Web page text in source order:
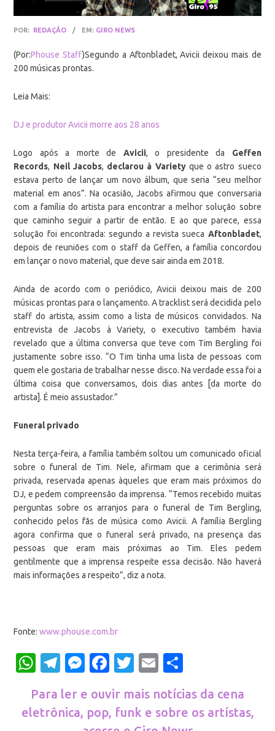
POR: REDAÇÃO / EM: GIRO NEWS
(Por:Phouse Staff)Segundo a Aftonbladet, Avicii deixou mais de
200 músicas prontas.
Leia Mais:
DJ e produtor Avicii morre aos 28 anos
Logo após a morte de Avicii, o presidente da Geffen
Records, Neil Jacobs, declarou à Varietyque o astro sueco
estava perto de lançar um novo álbum, que seria “seu melhor
material em anos”. Na ocasião, Jacobs afirmou que conversaria
com a família do artista para encontrar a melhor solução sobre
que caminho seguir a partir de então. E ao que parece, essa
solução foi encontrada: segundo a revista sueca Aftonbladet,
depois de reuniões com o staff da Geffen, a família concordou
em lançar o novo material, que deve sair ainda em 2018.
Ainda de acordo com o periódico, Avicii deixou mais de 200
músicas prontas para o lançamento. A tracklist será decidida pelo
staff do artista, assim como a lista de músicos convidados. Na
entrevista de Jacobs à Variety, o executivo também havia
revelado que a última conversa que teve com Tim Bergling foi
justamente sobre isso. “O Tim tinha uma lista de pessoas com
quem ele gostaria de trabalhar nesse disco. Na verdade essa foi a
última coisa que conversamos, dois dias antes [da morte do
artista]. É meio assustador.”
Funeral privado
Nesta terça-feira, a família também soltou um comunicado oficial
sobre o funeral de Tim. Nele, afirmam que a cerimônia será
privada, reservada apenas àqueles que eram mais próximos do
DJ, e pedem compreensão da imprensa. “Temos recebido muitas
perguntas sobre os arranjos para o funeral de Tim Bergling,
conhecido pelos fãs de música como Avicii. A família Bergling
agora confirma que o funeral será privado, na presença das
pessoas que eram mais próximas ao Tim. Eles pedem
gentilmente que a imprensa respeite essa decisão. Não haverá
mais informações a respeito”, diz a nota.
Fonte:www.phouse.com.br
WhatsApp
Telegram
Messenger
Facebook
Twitter
Email
Para ler e ouvir mais notícias da cena
eletrônica, pop, funk e sobre os artístas,